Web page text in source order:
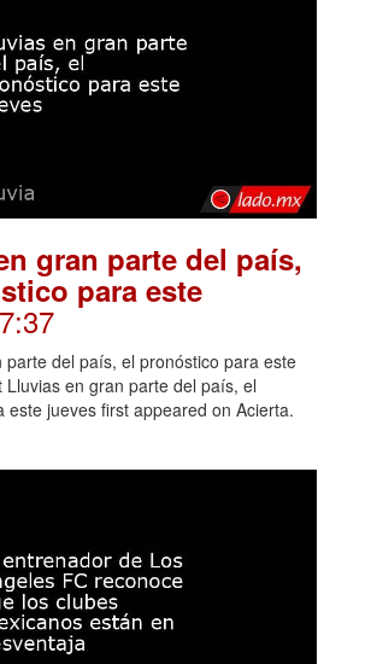
gran parte del país,
para este
parte del país, el pronóstico para este
Lluvias en gran parte del país, el
este jueves first appeared on Acierta.